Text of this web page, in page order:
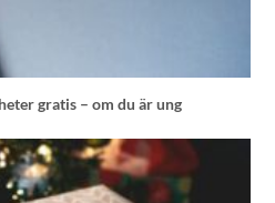
gratis – om du är ung